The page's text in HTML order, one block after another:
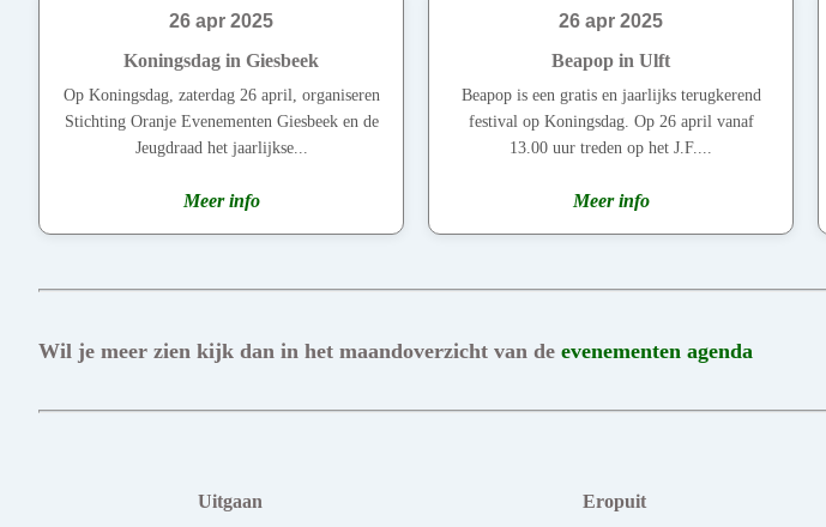
26 apr 2025
Koningsdag in Giesbeek
Op Koningsdag, zaterdag 26 april, organiseren
Stichting Oranje Evenementen Giesbeek en de
Jeugdraad het jaarlijkse...
Meer info
26 apr 2025
Beapop in Ulft
Beapop is een gratis en jaarlijks terugkerend
festival op Koningsdag. Op 26 april vanaf
13.00 uur treden op het J.F....
Meer info
Wil je meer zien kijk dan in het maandoverzicht van de evenementen agenda
Uitgaan Eropuit